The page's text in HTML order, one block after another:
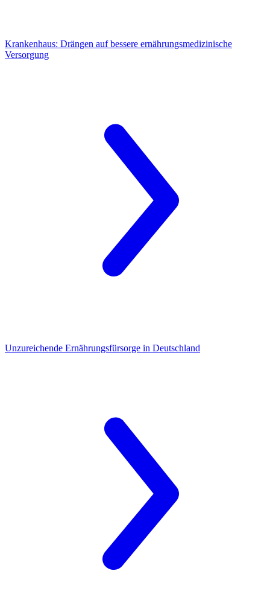
Krankenhaus: Drängen auf bessere ernährungsmedizinische
Versorgung
Unzureichende Ernährungsfürsorge in Deutschland